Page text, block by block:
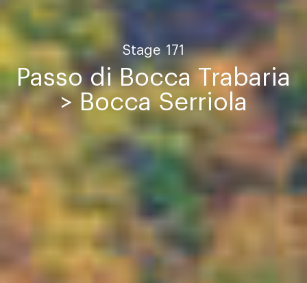
Stage 171
Passo di Bocca Trabaria
> Bocca Serriola